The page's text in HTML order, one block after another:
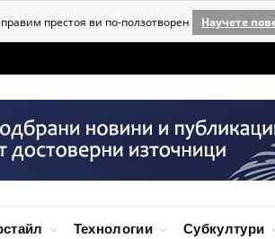
престоя ви по-ползотворен Научете
Технологии Субкултури